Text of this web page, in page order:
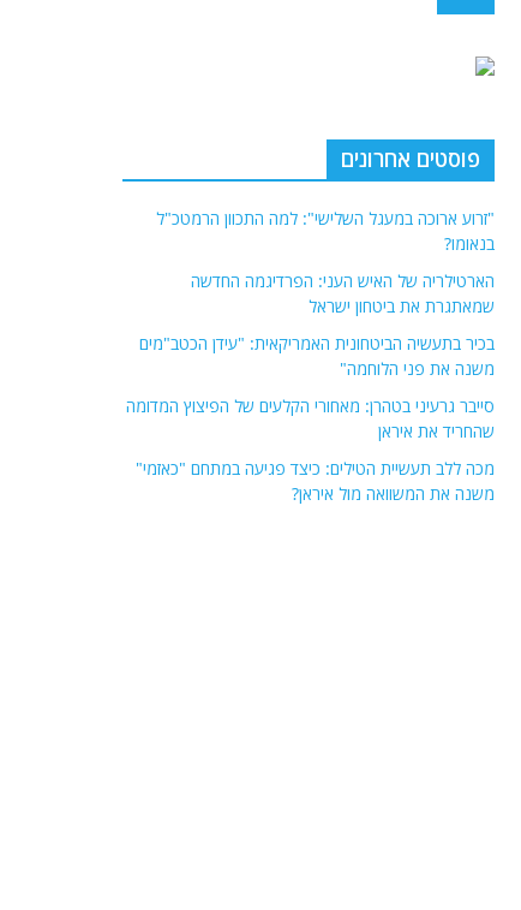
פוסטים אחרונים
"זרוע ארוכה במעגל השלישי": למה התכוון הרמטכ"ל
בנאומו?
הארטילריה של האיש העני: הפרדיגמה החדשה
שמאתגרת את ביטחון ישראל
בכיר בתעשיה הביטחונית האמריקאית: "עידן הכטב"מים
משנה את פני הלוחמה"
סייבר גרעיני בטהרן: מאחורי הקלעים של הפיצוץ המדומה
שהחריד את איראן
מכה ללב תעשיית הטילים: כיצד פגיעה במתחם "כאזמי"
משנה את המשוואה מול איראן?